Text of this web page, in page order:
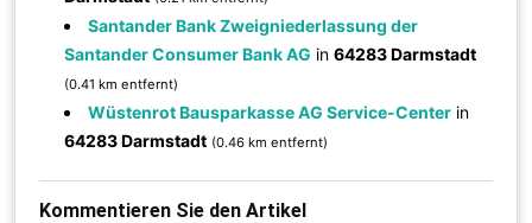
Santander Bank Zweigniederlassung der
Santander Consumer Bank AG in64283 Darmstadt
(0.41 km entfernt)
Wüstenrot Bausparkasse AG Service-Center in
64283 Darmstadt (0.46 km entfernt)
Kommentieren Sie den Artikel